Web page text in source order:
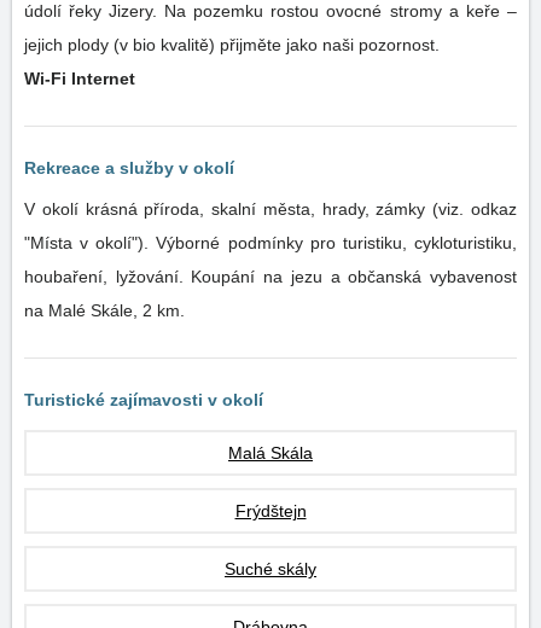
údolí řeky Jizery. Na pozemku rostou ovocné stromy a keře –
jejich plody (v bio kvalitě) přijměte jako naši pozornost.
Wi-Fi Internet
Rekreace a služby v okolí
V okolí krásná příroda, skalní města, hrady, zámky (viz. odkaz
"Místa v okolí"). Výborné podmínky pro turistiku, cykloturistiku,
houbaření, lyžování. Koupání na jezu a občanská vybavenost
na Malé Skále, 2 km.
Turistické zajímavosti v okolí
Malá Skála
Frýdštejn
Suché skály